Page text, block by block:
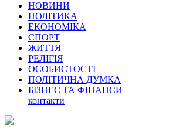
НОВИНИ
ПОЛІТИКА
ЕКОНОМІКА
СПОРТ
ЖИТТЯ
РЕЛІГІЯ
ОСОБИСТОСТІ
ПОЛІТИЧНА ДУМКА
БІЗНЕС ТА ФІНАНСИ
контакти